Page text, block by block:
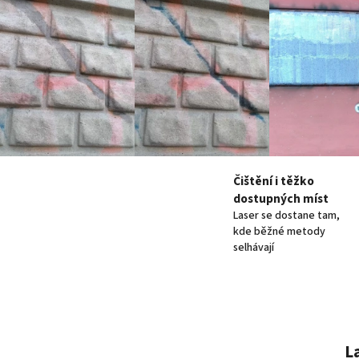
Čištění i těžko
dostupných míst
Laser se dostane tam,
kde běžné metody
selhávají